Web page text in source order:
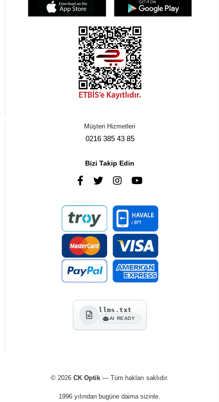
Müşteri Hizmetleri
0216 385 43 85
Bizi Takip Edin
llms.txt
AI READY
© 2026 CK Optik— Tüm hakları saklıdır.
1996 yılından bugüne daima sizinle.